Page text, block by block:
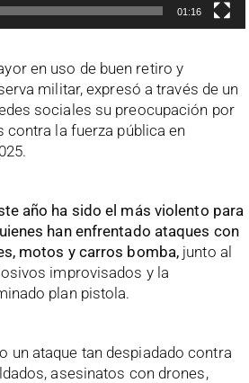
01:16
en uso de buen retiro y
militar, expresó a través de un
sociales su preocupación por
contra la fuerza pública en
año ha sido el más violento para
han enfrentado ataques con
motos y carros bomba, junto al
improvisados y la
plan pistola.
un ataque tan despiadado contra
asesinatos con drones,